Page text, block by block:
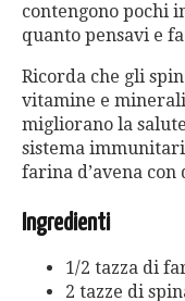
contengono pochi
quanto pensavi e
Ricorda che gli
vitamine e
migliorano la
sistema
farina d’avena con
Ingredienti
1/2 tazza di
2 tazze di